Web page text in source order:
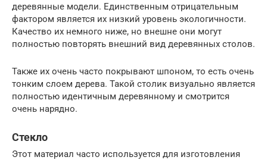
деревянные модели. Единственным отрицательным
фактором является их низкий уровень экологичности.
Качество их немного ниже, но внешне они могут
полностью повторять внешний вид деревянных столов.
Также их очень часто покрывают шпоном, то есть очень
тонким слоем дерева. Такой столик визуально является
полностью идентичным деревянному и смотрится
очень нарядно.
Стекло
Этот материал часто используется для изготовления